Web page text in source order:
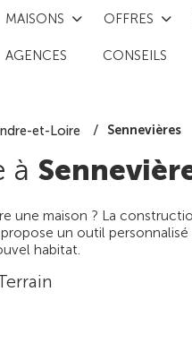
MAISONS OFFRES
AGENCES CONSEILS
et-Loire Sennevières
à
une maison ? La
un outil personnalisé
habitat.